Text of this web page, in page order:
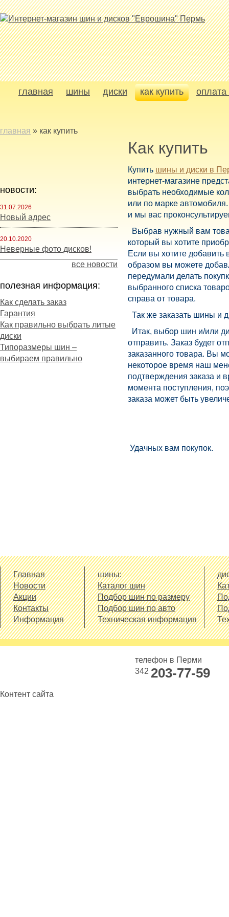
главная шины диски как купить оплата
главная » как купить
новости:
31.07.2026
Новый адрес
20.10.2020
Неверные фото дисков!
все новости
полезная информация:
Как сделать заказ
Гарантия
Как правильно выбрать литые
диски
Типоразмеры шин –
выбираем правильно
Как купить
Купить шины и диски в
интернет-магазине
выбрать необходимые
или по марке
и мы вас
Выбрав нужный вам
который вы хотите
Если вы хотите добавить
образом вы можете
передумали делать
выбранного списка
справа от товара.
Так же заказать шины и
Итак, выбор шин и/или
отправить. Заказ будет
заказанного товара. Вы
некоторое время наш
подтверждения заказа и
момента поступления,
заказа может быть
Удачных вам покупок.
Главная
Новости
Акции
Контакты
Информация
шины:
Каталог шин
Подбор шин по размеру
Подбор шин по авто
Техническая информация
телефон в Перми
342 203-77-59
Контент сайта